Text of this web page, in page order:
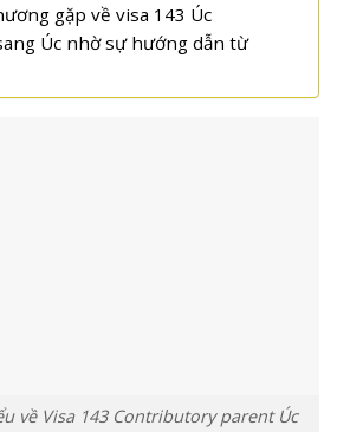
gặp về visa 143 Úc
Úc nhờ sự hướng dẫn từ
về Visa 143 Contributory parent Úc